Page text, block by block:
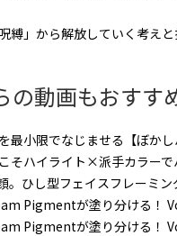
縛」から解放していく考え
の動画もおすす
最小限でなじませる【ぼかし
そハイライト×派手カラーで
。ひし型フェイスフレーミン
Pigmentが塗り分ける！
Pigmentが塗り分ける！